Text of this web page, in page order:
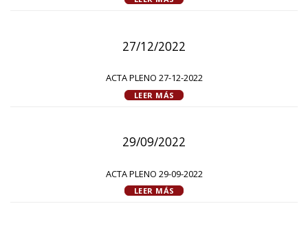
27/12/2022
ACTA PLENO 27-12-2022
LEER MÁS
29/09/2022
ACTA PLENO 29-09-2022
LEER MÁS